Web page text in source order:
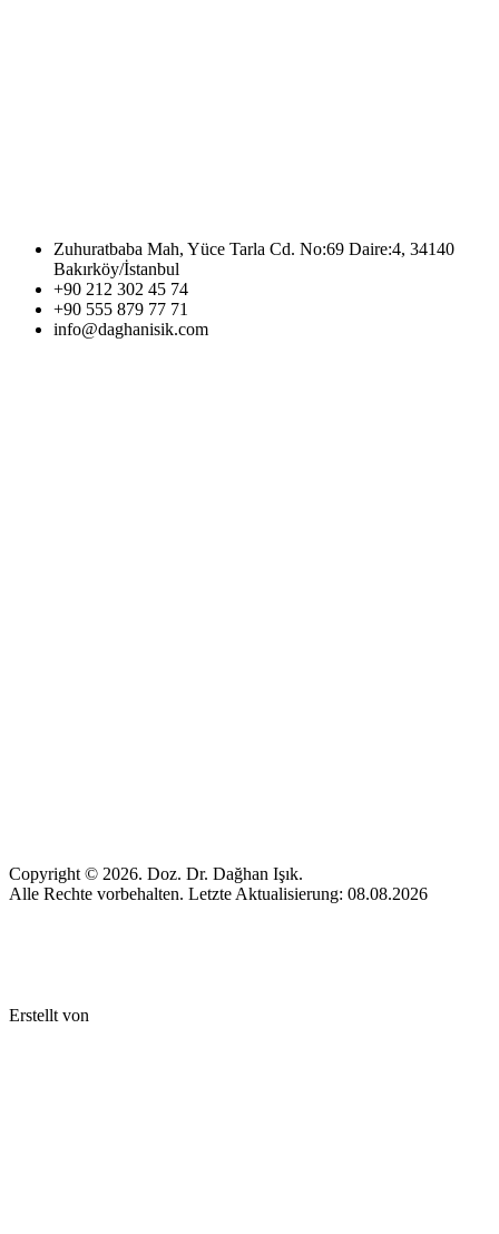
Zuhuratbaba Mah, Yüce Tarla Cd. No:69 Daire:4, 34140
Bakırköy/İstanbul
+90 212 302 45 74
+90 555 879 77 71
info@daghanisik.com
Copyright © 2026. Doz. Dr. Dağhan Işık.
Alle Rechte vorbehalten. Letzte Aktualisierung: 08.08.2026
Erstellt von